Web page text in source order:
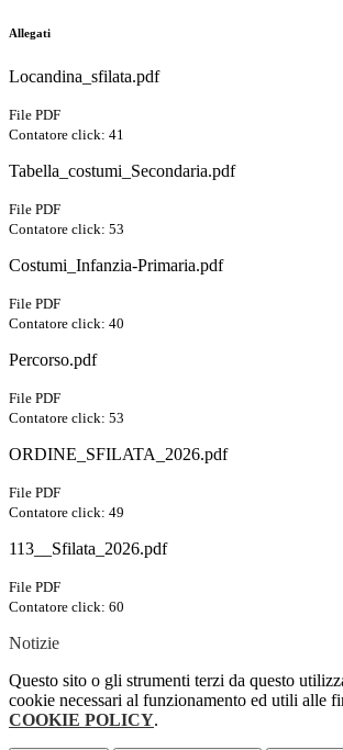
Allegati
Locandina_sfilata.pdf
File PDF
Contatore click: 41
Tabella_costumi_Secondaria.pdf
File PDF
Contatore click: 53
Costumi_Infanzia-Primaria.pdf
File PDF
Contatore click: 40
Percorso.pdf
File PDF
Contatore click: 53
ORDINE_SFILATA_2026.pdf
File PDF
Contatore click: 49
113__Sfilata_2026.pdf
File PDF
Contatore click: 60
Notizie
Questo sito o gli strumenti terzi da questo
cookie necessari al funzionamento ed utili alle
COOKIE POLICY.